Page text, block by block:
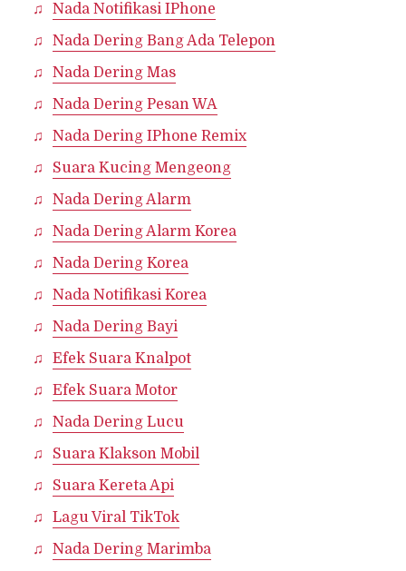
Nada Notifikasi IPhone
Nada Dering Bang Ada Telepon
Nada Dering Mas
Nada Dering Pesan WA
Nada Dering IPhone Remix
Suara Kucing Mengeong
Nada Dering Alarm
Nada Dering Alarm Korea
Nada Dering Korea
Nada Notifikasi Korea
Nada Dering Bayi
Efek Suara Knalpot
Efek Suara Motor
Nada Dering Lucu
Suara Klakson Mobil
Suara Kereta Api
Lagu Viral TikTok
Nada Dering Marimba